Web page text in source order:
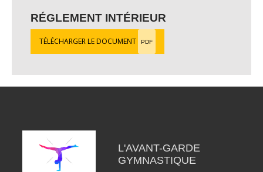
RÉGLEMENT INTÉRIEUR
TÉLÉCHARGER LE DOCUMENT PDF
L'AVANT-GARDE
GYMNASTIQUE